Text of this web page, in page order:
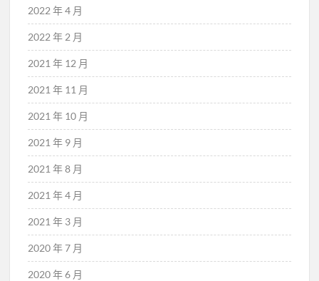
2022 年 4 月
2022 年 2 月
2021 年 12 月
2021 年 11 月
2021 年 10 月
2021 年 9 月
2021 年 8 月
2021 年 4 月
2021 年 3 月
2020 年 7 月
2020 年 6 月